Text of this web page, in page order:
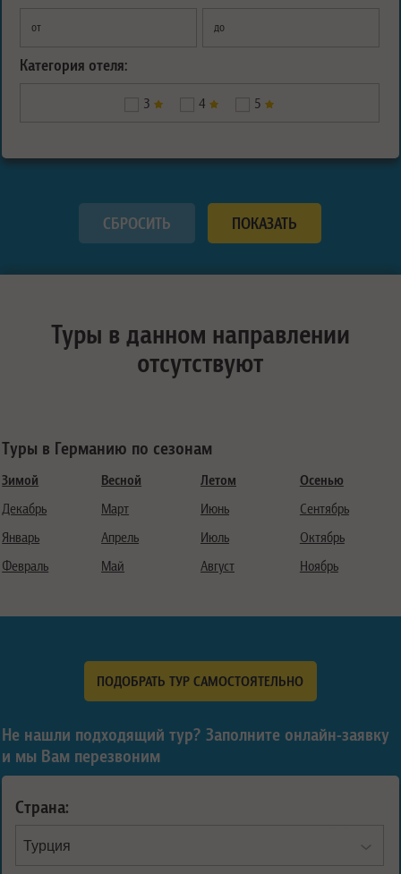
от до
Категория отеля:
3 4 5
Туры в данном направлении
отсутствуют
Туры в Германию по сезонам
Зимой
Декабрь
Январь
Февраль
Весной
Март
Апрель
Май
Летом
Июнь
Июль
Август
Осенью
Сентябрь
Октябрь
Ноябрь
ПОДОБРАТЬ ТУР САМОСТОЯТЕЛЬНО
Не нашли подходящий тур? Заполните онлайн-заявку
и мы Вам перезвоним
Страна: